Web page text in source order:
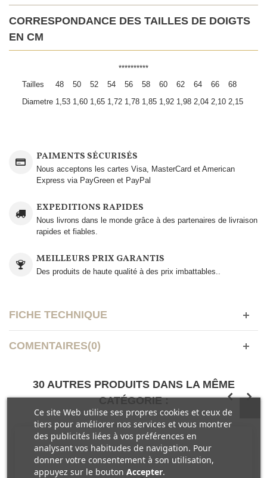
CORRESPONDANCE DES TAILLES DE DOIGTS
EN CM
**********
Tailles
48 50 52 54 56 58 60 62 64 66
68
Diametre 1,53 1,60 1,65 1,72 1,78 1,85 1,92 1,98 2,04 2,10 2,15
PAIMENTS SÉCURISÉS
Nous acceptons les cartes Visa, MasterCard et American
Express via PayGreen et PayPal
EXPEDITIONS RAPIDES
Nous livrons dans le monde grâce à des partenaires de livraison
rapides et fiables.
MEILLEURS PRIX GARANTIS
Des produits de haute qualité à des prix imbattables..
FICHE TECHNIQUE
COMENTAIRES(0)
30 AUTRES PRODUITS DANS LA MÊME
CATÉGORIE :
Ce site Web utilise ses propres cookies et ceux de
tiers pour améliorer nos services et vous montrer
des publicités liées à vos préférences en
analysant vos habitudes de navigation. Pour
donner votre consentement à son utilisation,
appuyez sur le bouton Accepter.